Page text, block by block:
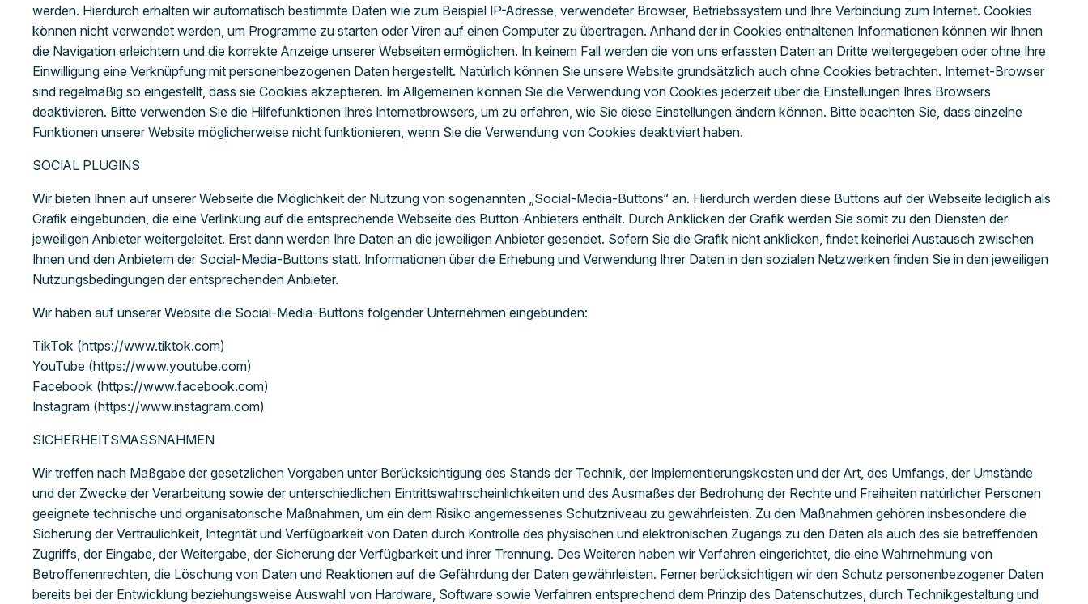
werden. Hierdurch erhalten wir automatisch bestimmte Daten wie zum Beispiel IP-Adresse, verwendeter Browser, Betriebssystem und Ihre Verbindung zum Internet. Cookies
können nicht verwendet werden, um Programme zu starten oder Viren auf einen Computer zu übertragen. Anhand der in Cookies enthaltenen Informationen können wir Ihnen
die Navigation erleichtern und die korrekte Anzeige unserer Webseiten ermöglichen. In keinem Fall werden die von uns erfassten Daten an Dritte weitergegeben oder ohne Ihre
Einwilligung eine Verknüpfung mit personenbezogenen Daten hergestellt. Natürlich können Sie unsere Website grundsätzlich auch ohne Cookies betrachten. Internet-Browser
sind regelmäßig so eingestellt, dass sie Cookies akzeptieren. Im Allgemeinen können Sie die Verwendung von Cookies jederzeit über die Einstellungen Ihres Browsers
deaktivieren. Bitte verwenden Sie die Hilfefunktionen Ihres Internetbrowsers, um zu erfahren, wie Sie diese Einstellungen ändern können. Bitte beachten Sie, dass einzelne
Funktionen unserer Website möglicherweise nicht funktionieren, wenn Sie die Verwendung von Cookies deaktiviert haben.
SOCIAL PLUGINS
Wir bieten Ihnen auf unserer Webseite die Möglichkeit der Nutzung von sogenannten „Social-Media-Buttons“ an. Hierdurch werden diese Buttons auf der Webseite lediglich als
Grafik eingebunden, die eine Verlinkung auf die entsprechende Webseite des Button-Anbieters enthält. Durch Anklicken der Grafik werden Sie somit zu den Diensten der
jeweiligen Anbieter weitergeleitet. Erst dann werden Ihre Daten an die jeweiligen Anbieter gesendet. Sofern Sie die Grafik nicht anklicken, findet keinerlei Austausch zwischen
Ihnen und den Anbietern der Social-Media-Buttons statt. Informationen über die Erhebung und Verwendung Ihrer Daten in den sozialen Netzwerken finden Sie in den jeweiligen
Nutzungsbedingungen der entsprechenden Anbieter.
Wir haben auf unserer Website die Social-Media-Buttons folgender Unternehmen eingebunden:
TikTok (https://www.tiktok.com)
YouTube (https://www.youtube.com)
Facebook (https://www.facebook.com)
Instagram (https://www.instagram.com)
SICHERHEITSMASSNAHMEN
Wir treffen nach Maßgabe der gesetzlichen Vorgaben unter Berücksichtigung des Stands der Technik, der Implementierungskosten und der Art, des Umfangs, der Umstände
und der Zwecke der Verarbeitung sowie der unterschiedlichen Eintrittswahrscheinlichkeiten und des Ausmaßes der Bedrohung der Rechte und Freiheiten natürlicher Personen
geeignete technische und organisatorische Maßnahmen, um ein dem Risiko angemessenes Schutzniveau zu gewährleisten. Zu den Maßnahmen gehören insbesondere die
Sicherung der Vertraulichkeit, Integrität und Verfügbarkeit von Daten durch Kontrolle des physischen und elektronischen Zugangs zu den Daten als auch des sie betreffenden
Zugriffs, der Eingabe, der Weitergabe, der Sicherung der Verfügbarkeit und ihrer Trennung. Des Weiteren haben wir Verfahren eingerichtet, die eine Wahrnehmung von
Betroffenenrechten, die Löschung von Daten und Reaktionen auf die Gefährdung der Daten gewährleisten. Ferner berücksichtigen wir den Schutz personenbezogener Daten
bereits bei der Entwicklung beziehungsweise Auswahl von Hardware, Software sowie Verfahren entsprechend dem Prinzip des Datenschutzes, durch Technikgestaltung und